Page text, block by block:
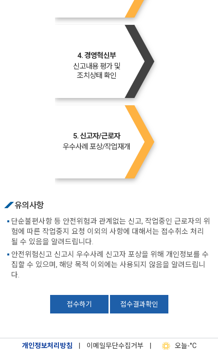
4. 경영혁신부
신고내용 평가 및
조치상태 확인
5. 신고자/근로자
우수사례 포상/작업재개
유의사항
단순불편사항 등 안전위험과 관계없는 신고, 작업중인 근로자의 위
험에 따른 작업중지 요청 이외의 사항에 대해서는 접수취소 처리
될 수 있음을 알려드립니다.
안전위험신고 신고시 우수사례 신고자 포상을 위해 개인정보를 수
집할 수 있으며, 해당 목적 이외에는 사용되지 않음을 알려드립니
다.
접수하기 접수결과확인
개인정보처리방침 이메일무단수집거부 오늘-°C